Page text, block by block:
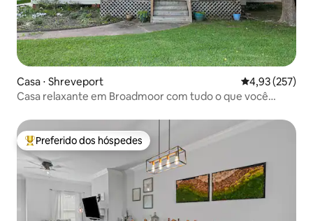
Casa ⋅ Shreveport 4,93 de uma
4,93 (257)
Casa relaxante em Broadmoor com tudo o que você
Entre os melhores preferidos dos hóspedes
Preferido dos hóspedes